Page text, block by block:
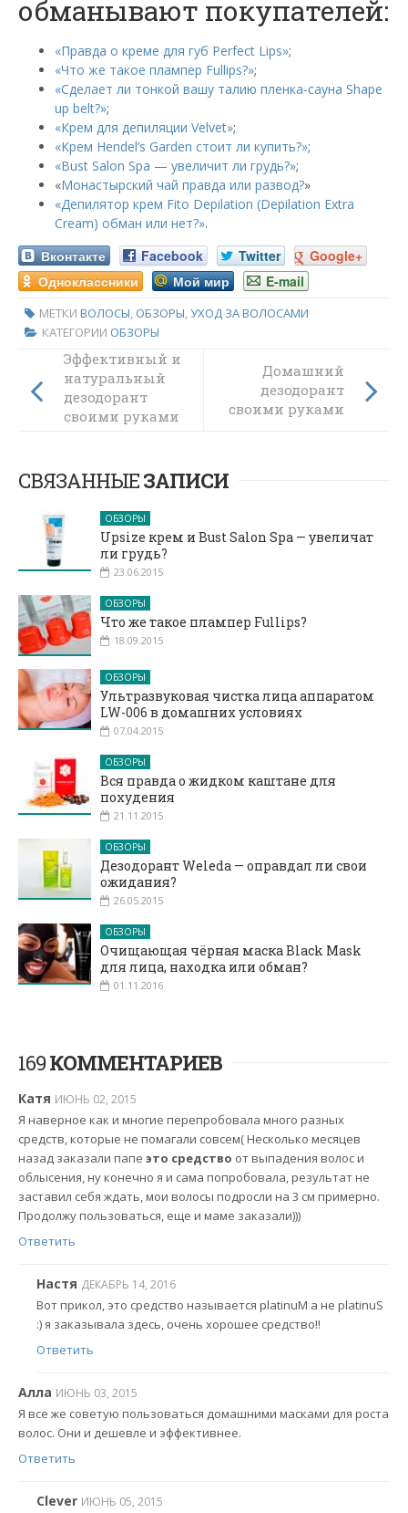
обманывают покупателей:
«Правда о креме для губ Perfect Lips»;
«Что же такое плампер Fullips?»;
«Сделает ли тонкой вашу талию пленка-сауна Shape
up belt?»;
«Крем для депиляции Velvet»;
«Крем Hendel’s Garden стоит ли купить?»;
«Bust Salon Spa — увеличит ли грудь?»;
«Монастырский чай правда или развод?»
«Депилятор крем Fito Depilation (Depilation Extra
Cream) обман или нет?».
Вконтакте Facebook Twitter
Google+
Одноклассники
Мой мир E-mail
МЕТКИ ВОЛОСЫ, ОБЗОРЫ,УХОД ЗА ВОЛОСАМИ
КАТЕГОРИИ ОБЗОРЫ
Эффективный и
натуральный
дезодорант
своими руками
Домашний
дезодорант
своими руками
СВЯЗАННЫЕЗАПИСИ
ОБЗОРЫ
Upsize крем и Bust Salon Spa — увеличат
ли грудь?
23.06.2015
ОБЗОРЫ
Что же такое плампер Fullips?
18.09.2015
ОБЗОРЫ
Ультразвуковая чистка лица аппаратом
LW-006 в домашних условиях
07.04.2015
ОБЗОРЫ
Вся правда о жидком каштане для
похудения
21.11.2015
ОБЗОРЫ
Дезодорант Weleda — оправдал ли свои
ожидания?
26.05.2015
ОБЗОРЫ
Очищающая чёрная маска Black Mask
для лица, находка или обман?
01.11.2016
169КОММЕНТАРИЕВ
Катя ИЮНЬ 02, 2015
Я наверное как и многие перепробовала много разных
средств, которые не помагали совсем( Несколько месяцев
назад заказали папе это средство от выпадения волос и
облысения, ну конечно я и сама попробовала, результат не
заставил себя ждать, мои волосы подросли на 3 см примерно.
Продолжу пользоваться, еще и маме заказали)))
Ответить
Настя ДЕКАБРЬ 14, 2016
Вот прикол, это средство называется platinuM а не platinuS
:) я заказывала здесь, очень хорошее средство!!
Ответить
Алла ИЮНЬ 03, 2015
Я все же советую пользоваться домашними масками для роста
волос. Они и дешевле и эффективнее.
Ответить
Clever ИЮНЬ 05, 2015